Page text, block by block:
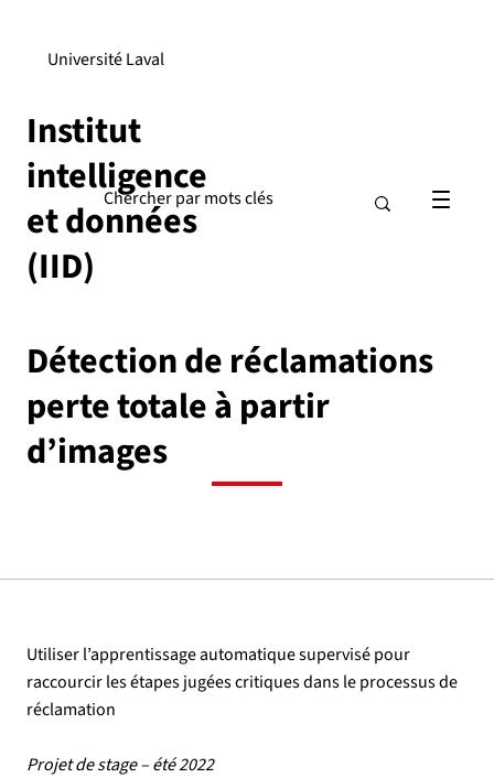
Institut
intelligence
et données
(IID)
Université Laval
Détection de réclamations
perte totale à partir
d’images
Utiliser l’apprentissage automatique supervisé pour
raccourcir les étapes jugées critiques dans le processus de
réclamation
Projet de stage – été 2022